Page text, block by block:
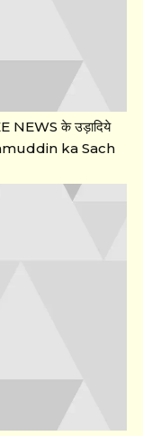
NEWS के उड़ादिये
ka Sach